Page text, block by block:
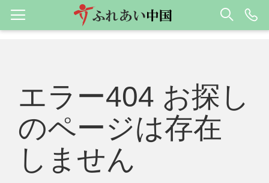
エラー404 お探し
のページは存在
しません